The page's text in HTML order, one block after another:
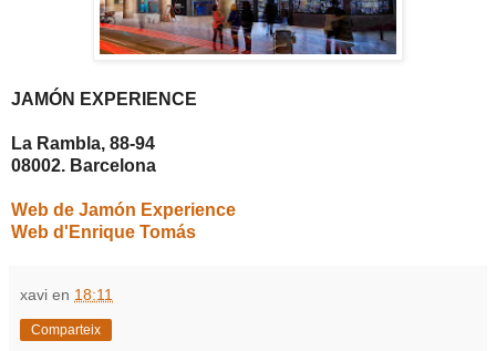
JAMÓN EXPERIENCE
La Rambla, 88-94
08002. Barcelona
Web de Jamón Experience
Web d'Enrique Tomás
xavi en 18:11
Comparteix